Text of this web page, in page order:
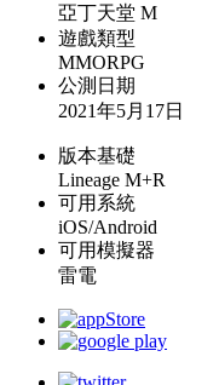
亞丁天堂 M
遊戲類型
MMORPG
公測日期
2021年5月17日
版本基礎
Lineage M+R
可用系統
iOS/Android
可用模擬器
雷電